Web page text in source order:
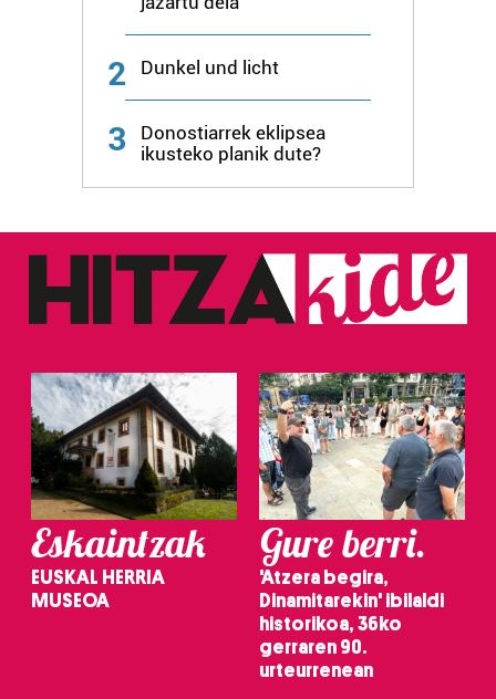
2 Dunkel und licht
3
Donostiarrek eklipsea
ikusteko planik dute?
Eskaintzak
EUSKAL HERRIA
MUSEOA
Gure berri.
'Atzera begira,
Dinamitarekin' ibilaldi
historikoa, 36ko
gerraren 90.
urteurrenean